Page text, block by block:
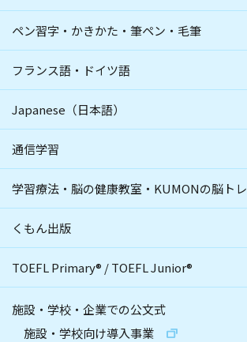
ペン習字・かきかた・筆ペン・毛筆
フランス語・ドイツ語
Japanese（日本語）
通信学習
学習療法・脳の健康教室・KUMONの脳トレ
くもん出版
TOEFL Primary® /TOEFL Junior®
施設・学校・企業での公文式
施設・学校向け導入事業